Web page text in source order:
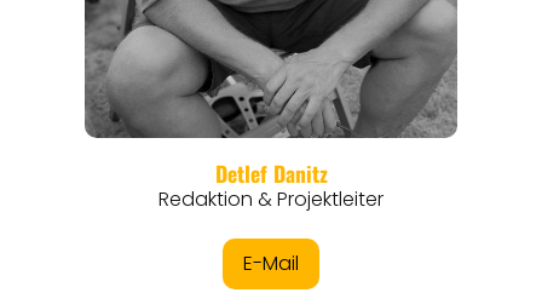
REGIONEN
ORTE
EVENTS
REISEFÜHRER